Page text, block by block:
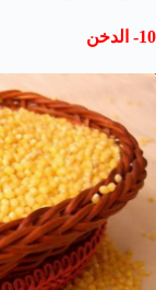
10- الدخن